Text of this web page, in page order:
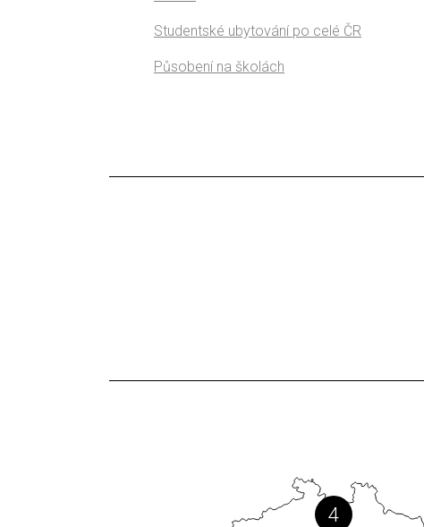
Studentské ubytování po celé ČR
Působení na školách
4